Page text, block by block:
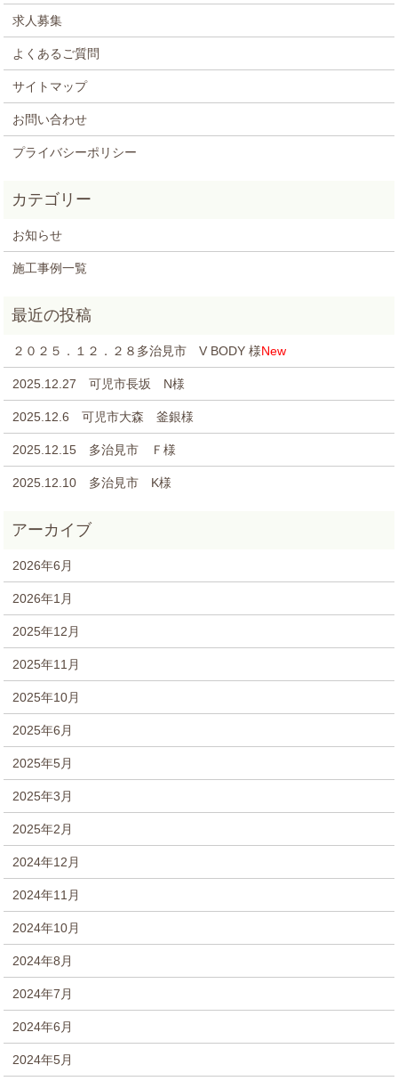
求人募集
よくあるご質問
サイトマップ
お問い合わせ
プライバシーポリシー
お知らせ
施工事例一覧
２０２５．１２．２８多治見市 V BODY 様New
2025.12.27 可児市長坂 N様
2025.12.6 可児市大森 釜銀様
2025.12.15 多治見市 Ｆ様
2025.12.10 多治見市 K様
2026年6月
2026年1月
2025年12月
2025年11月
2025年10月
2025年6月
2025年5月
2025年3月
2025年2月
2024年12月
2024年11月
2024年10月
2024年8月
2024年7月
2024年6月
2024年5月